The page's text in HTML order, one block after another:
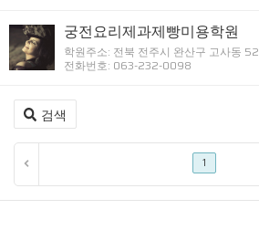
궁전요리제과제빵미용학원
학원주소: 전북 전주시 완산구 고사동 52
전화번호: 063-232-0098
검색
1